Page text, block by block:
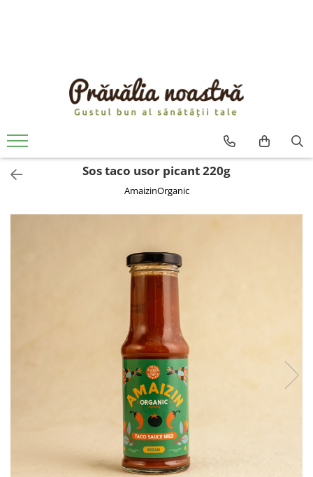
ULEIURI ȘI UNTURI
MĂSLINE
NUCI ȘI SEMINȚE
FRUCTE DESHIDRATATE
ÎNDULCITORI NATURALI / MIERE
BĂUTURI / LAPTE VEGETAL
CREME ȘI PASTE TARTINABILE
Sos taco usor picant 220g
AmaizinOrganic